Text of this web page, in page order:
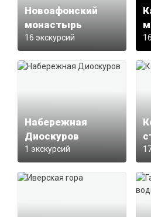
Новоафонский
монастырь
16 экскурсий
Набережная
Диоскуров
1 экскурсий